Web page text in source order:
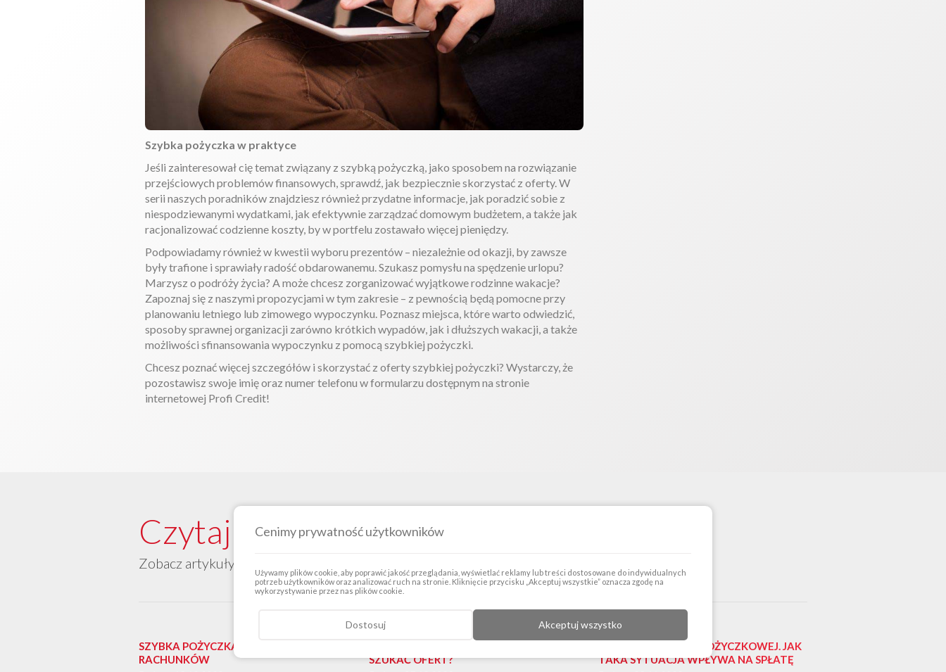
Szybka pożyczka w praktyce
Jeśli zainteresował cię temat związany z szybką pożyczką, jako sposobem na rozwiązanie
przejściowych problemów finansowych, sprawdź, jak bezpiecznie skorzystać z oferty. W
serii naszych poradników znajdziesz również przydatne informacje, jak poradzić sobie z
niespodziewanymi wydatkami, jak efektywnie zarządzać domowym budżetem, a także jak
racjonalizować codzienne koszty, by w portfelu zostawało więcej pieniędzy.
Podpowiadamy również w kwestii wyboru prezentów – niezależnie od okazji, by zawsze
były trafione i sprawiały radość obdarowanemu. Szukasz pomysłu na spędzenie urlopu?
Marzysz o podróży życia? A może chcesz zorganizować wyjątkowe rodzinne wakacje?
Zapoznaj się z naszymi propozycjami w tym zakresie – z pewnością będą pomocne przy
planowaniu letniego lub zimowego wypoczynku. Poznasz miejsca, które warto odwiedzić,
sposoby sprawnej organizacji zarówno krótkich wypadów, jak i dłuższych wakacji, a także
możliwości sfinansowania wypoczynku z pomocą szybkiej pożyczki.
Chcesz poznać więcej szczegółów i skorzystać z oferty szybkiej pożyczki? Wystarczy, że
pozostawisz swoje imię oraz numer telefonu w formularzu dostępnym na stronie
internetowej Profi Credit!
Czytaj dalej
Zobacz artykuły kategorii "Szybka pożyczka"
SZYBKA POŻYCZKA NA SPŁATĘ
RACHUNKÓW
SZUKAĆ OFERT?
ZAMKNIĘCIE FIRMY POŻYCZKOWEJ. JAK
TAKA SYTUACJA WPŁYWA NA SPŁATĘ
Cenimy prywatność użytkowników
Używamy plików cookie, aby poprawić jakość przeglądania, wyświetlać reklamy lub treści dostosowane do indywidualnych
potrzeb użytkowników oraz analizować ruch na stronie. Kliknięcie przycisku „Akceptuj wszystkie” oznacza zgodę na
wykorzystywanie przez nas plików cookie.
Dostosuj Akceptuj wszystko